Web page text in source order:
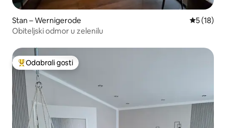
Stan – Wernigerode Prosječna
5 (18)
Obiteljski odmor u zelenilu
Među najviše rangiranima s oznakom „Odabrali gosti”
Odabrali gosti